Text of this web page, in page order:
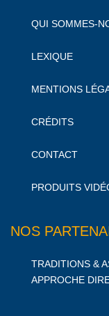
QUI SOMMES-
LEXIQUE
MENTIONS
CRÉDITS
CONTACT
PRODUITS
NOS
TRADITIONS &
APPROCHE